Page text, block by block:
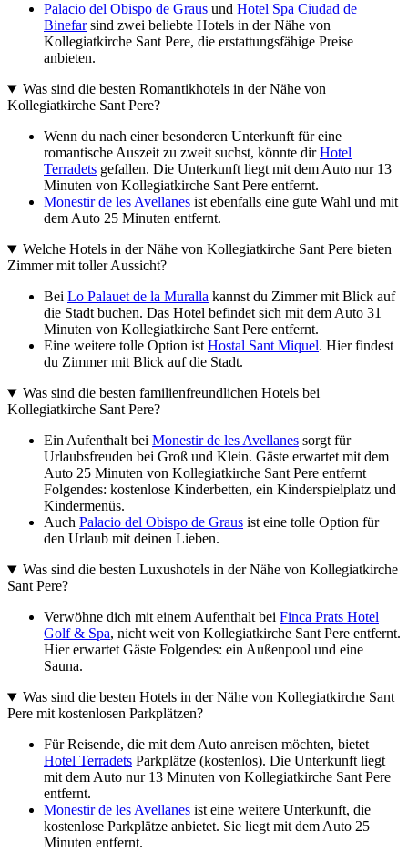
Palacio del Obispo de Graus und Hotel Spa Ciudad de
Binefarsind zwei beliebte Hotels in der Nähe von
Kollegiatkirche Sant Pere, die erstattungsfähige Preise
anbieten.
Was sind die besten Romantikhotels in der Nähe von
Kollegiatkirche Sant Pere?
Wenn du nach einer besonderen Unterkunft für eine
romantische Auszeit zu zweit suchst, könnte dirHotel
Terradets gefallen. Die Unterkunft liegt mit dem Auto nur 13
Minuten von Kollegiatkirche Sant Pere entfernt.
Monestir de les Avellanes ist ebenfalls eine gute Wahl und mit
dem Auto 25 Minuten entfernt.
Welche Hotels in der Nähe von Kollegiatkirche Sant Pere bieten
Zimmer mit toller Aussicht?
Bei Lo Palauet de la Muralla kannst du Zimmer mit Blick auf
die Stadt buchen. Das Hotel befindet sich mit dem Auto 31
Minuten von Kollegiatkirche Sant Pere entfernt.
Eine weitere tolle Option ist Hostal Sant Miquel. Hier findest
du Zimmer mit Blick auf die Stadt.
Was sind die besten familienfreundlichen Hotels bei
Kollegiatkirche Sant Pere?
Ein Aufenthalt bei Monestir de les Avellanes sorgt für
Urlaubsfreuden bei Groß und Klein. Gäste erwartet mit dem
Auto 25 Minuten von Kollegiatkirche Sant Pere entfernt
Folgendes: kostenlose Kinderbetten, ein Kinderspielplatz und
Kindermenüs.
Auch Palacio del Obispo de Graus ist eine tolle Option für
den Urlaub mit deinen Lieben.
Was sind die besten Luxushotels in der Nähe von Kollegiatkirche
Sant Pere?
Verwöhne dich mit einem Aufenthalt bei Finca Prats Hotel
Golf & Spa, nicht weit von Kollegiatkirche Sant Pere entfernt.
Hier erwartet Gäste Folgendes: ein Außenpool und eine
Sauna.
Was sind die besten Hotels in der Nähe von Kollegiatkirche Sant
Pere mit kostenlosen Parkplätzen?
Für Reisende, die mit dem Auto anreisen möchten, bietet
Hotel Terradets Parkplätze (kostenlos). Die Unterkunft liegt
mit dem Auto nur 13 Minuten von Kollegiatkirche Sant Pere
entfernt.
Monestir de les Avellanes ist eine weitere Unterkunft, die
kostenlose Parkplätze anbietet. Sie liegt mit dem Auto 25
Minuten entfernt.